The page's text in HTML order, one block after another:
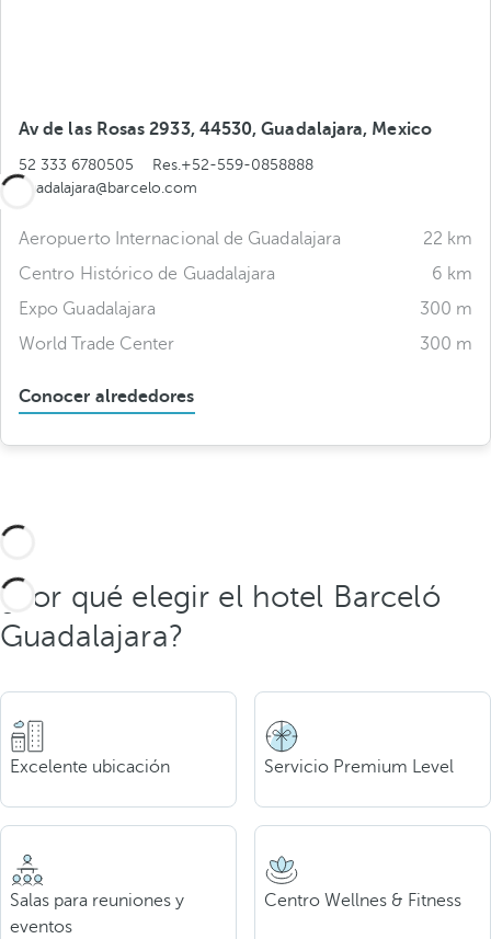
Av de las Rosas 2933, 44530, Guadalajara, Mexico
52 333 6780505
Res.+52-559-0858888
guadalajara@barcelo.com
Aeropuerto Internacional de Guadalajara
22 km
Centro Histórico de Guadalajara
6 km
Expo Guadalajara
300 m
World Trade Center
300 m
Conocer alrededores
¿Por qué elegir el hotel Barceló
Guadalajara?
Excelente ubicación Servicio Premium Level
Salas para reuniones y
eventos
Centro Wellnes & Fitness